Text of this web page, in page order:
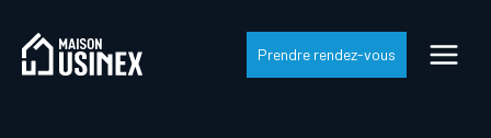
content
Prendre rendez-vous